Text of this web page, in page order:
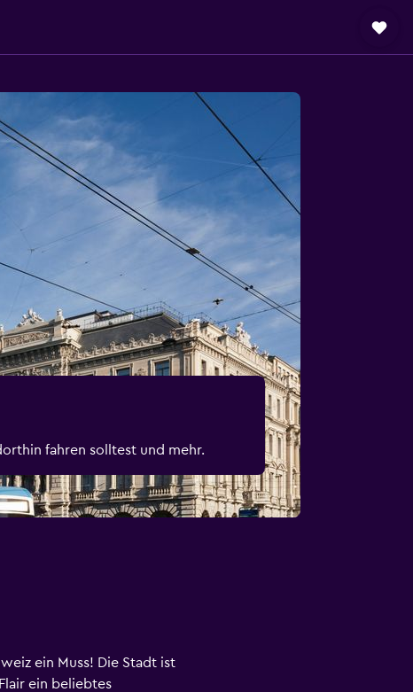
fahren solltest und mehr.
ein Muss! Die Stadt ist
ein beliebtes